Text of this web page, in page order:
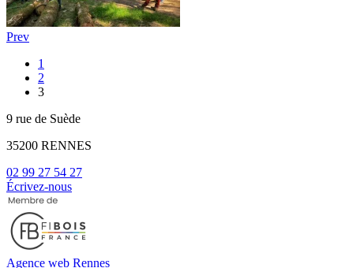
Prev
1
2
3
9 rue de Suède
35200 RENNES
02 99 27 54 27
Écrivez-nous
Agence web Rennes